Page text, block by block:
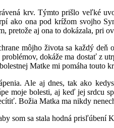
krv. Týmto prišlo veľké
ako ona pod krížom svojho
pretože aj ona to dokázala, pri
môjho života sa každý
dokáže ma dostať z
Matke mi pomáha touto
Ale aj dnes, tak ako
moje bolesti, aj keď jej srdcu
Božia Matka ma nikdy
som sa stala hodná prisľúbení